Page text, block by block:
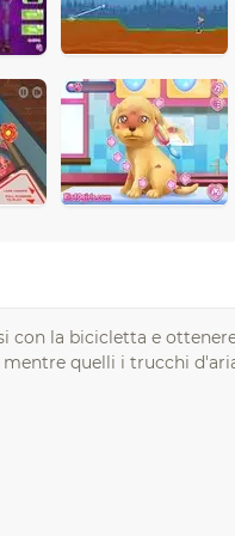
con la bicicletta e
mentre quelli i trucchi